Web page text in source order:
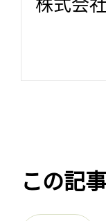
この記